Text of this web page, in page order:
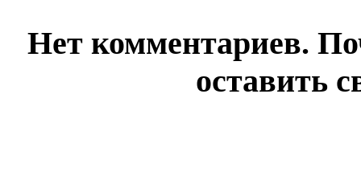
Нет комментариев.
оставить